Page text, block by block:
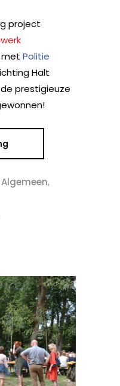
project
Politie
Halt
prestigieuze
,